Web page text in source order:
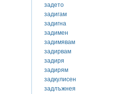
задето
задигам
задигна
задимен
задимявам
задирвам
задиря
задирям
задкулисен
задлъжнея